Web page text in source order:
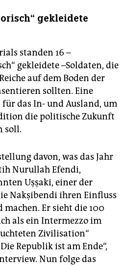
gekleidete
standen 16 –
gekleidete –Soldaten, die
auf dem Boden der
sollten. Eine
das In- und Ausland, um
die politische Zukunft
soll.
davon, was das Jahr
Nurullah Efendi,
Uşşaki, einer der
Nakşibendi ihren Einfluss
Er sieht die 100
als ein Intermezzo im
Zivilisation“
Republik ist am Ende“,
Nun folge das